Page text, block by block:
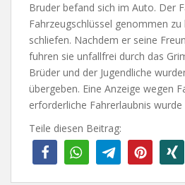
Bruder befand sich im Auto. Der
Fahrzeugschlüssel genommen
schliefen. Nachdem er seine
fuhren sie unfallfrei durch das
Brüder und der Jugendliche
übergeben. Eine Anzeige wegen
erforderliche Fahrerlaubnis
Teile diesen Beitrag: